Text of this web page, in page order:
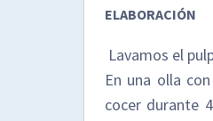
ELABORACIÓN
Lavamos el
En una olla
cocer durante